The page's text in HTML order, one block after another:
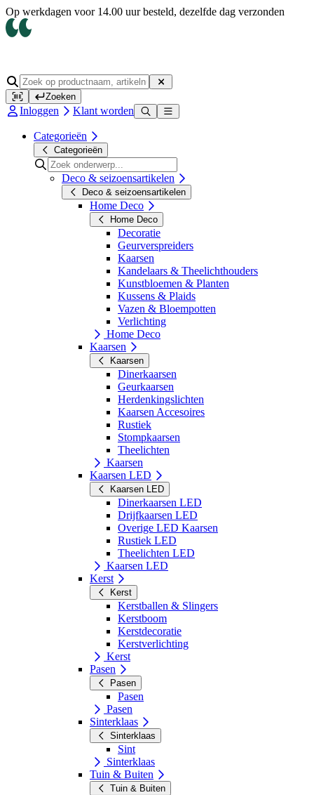
Op werkdagen voor 14.00 uur besteld, dezelfde dag verzonden
Zoeken
Inloggen Klant worden
Categorieën
Categorieën
Deco & seizoensartikelen
Deco & seizoensartikelen
Home Deco
Home Deco
Decoratie
Geurverspreiders
Kaarsen
Kandelaars & Theelichthouders
Kunstbloemen & Planten
Kussens & Plaids
Vazen & Bloempotten
Verlichting
Home Deco
Kaarsen
Kaarsen
Dinerkaarsen
Geurkaarsen
Herdenkingslichten
Kaarsen Accesoires
Rustiek
Stompkaarsen
Theelichten
Kaarsen
Kaarsen LED
Kaarsen LED
Dinerkaarsen LED
Drijfkaarsen LED
Overige LED Kaarsen
Rustiek LED
Theelichten LED
Kaarsen LED
Kerst
Kerst
Kerstballen & Slingers
Kerstboom
Kerstdecoratie
Kerstverlichting
Kerst
Pasen
Pasen
Pasen
Pasen
Sinterklaas
Sinterklaas
Sint
Sinterklaas
Tuin & Buiten
Tuin & Buiten